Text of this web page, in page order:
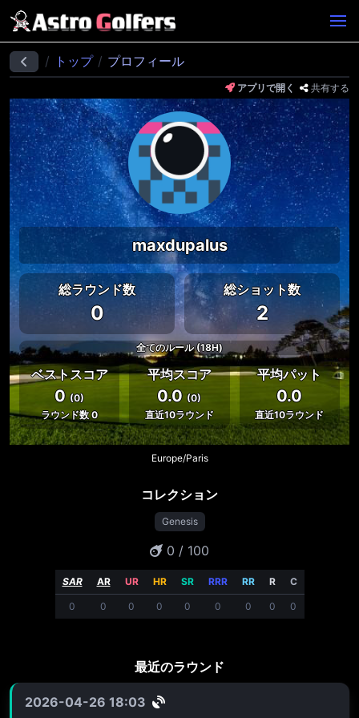
トップ プロフィール
アプリで開く 共有する
maxdupalus
総ラウンド数
0
総ショット数
2
全てのルール (18H)
ベストスコア
0(0)
ラウンド数 0
平均スコア
0.0(0)
直近10ラウンド
平均パット
0.0
直近10ラウンド
Europe/Paris
コレクション
Genesis
0 / 100
SAR AR UR HR SR RRR RR R C
0 0 0 0 0 0 0 0 0
最近のラウンド
2026-04-26 18:03